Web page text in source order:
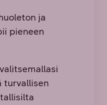
ja
pieneen
turvallisen